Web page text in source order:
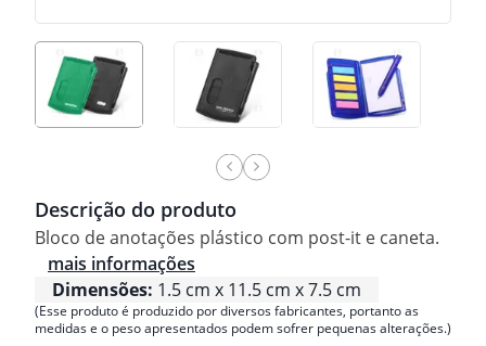
Descrição do produto
Bloco de anotações plástico com post-it e caneta.
mais informações
Dimensões: 1.5 cm x 11.5 cm x 7.5 cm
(Esse produto é produzido por diversos fabricantes, portanto as
medidas e o peso apresentados podem sofrer pequenas alterações.)